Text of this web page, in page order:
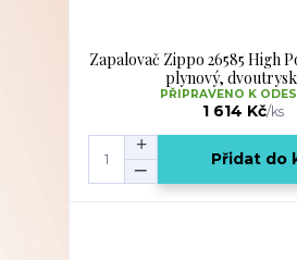
Zapalovač Zippo 26585 High
plynový,
1 614 Kč/ks
PŘIPRAVENO K
Přidat do